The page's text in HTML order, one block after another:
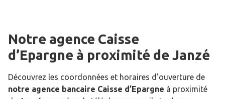
Notre agence Caisse
d’Epargne à proximité de Janzé
Découvrez les coordonnées et horaires d’ouverture de
notre agence bancaire Caisse d’Epargne à proximité